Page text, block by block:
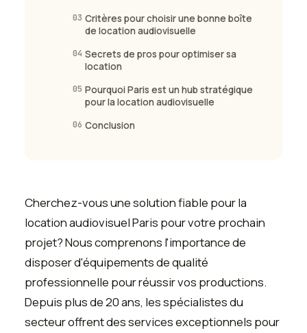
03 Critères pour choisir une bonne boîte
de location audiovisuelle
04 Secrets de pros pour optimiser sa
location
05 Pourquoi Paris est un hub stratégique
pour la location audiovisuelle
06 Conclusion
Cherchez-vous une solution fiable pour la
location audiovisuel Paris pour votre prochain
projet? Nous comprenons l'importance de
disposer d'équipements de qualité
professionnelle pour réussir vos productions.
Depuis plus de 20 ans, les spécialistes du
secteur offrent des services exceptionnels pour